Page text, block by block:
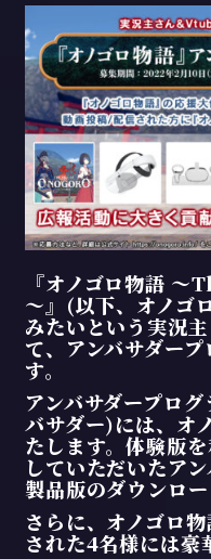
『オノゴロ物語
～』(以下、オノゴ
みたいという実況
て、アンバサダー
す。
アンバサダープロ
バサダー)には、オ
たします。体験版
していただいたア
製品版のダウンロ
さらに、オノゴロ
された4名様には豪